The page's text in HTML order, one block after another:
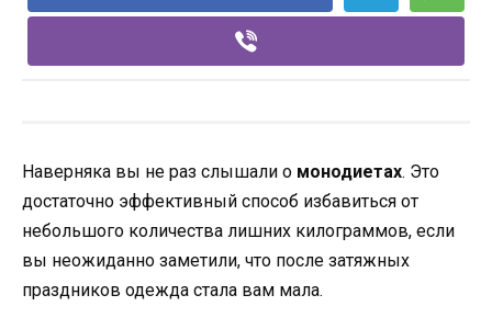
Наверняка вы не раз слышали о монодиетах. Это
достаточно эффективный способ избавиться от
небольшого количества лишних килограммов, если
вы неожиданно заметили, что после затяжных
праздников одежда стала вам мала.